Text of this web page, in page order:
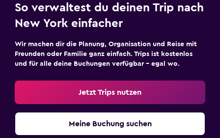
So verwaltest du deinen Trip nach
New York einfacher
Wir machen dir die Planung, Organisation und Reise mit
Freunden oder Familie ganz einfach. Trips ist kostenlos
und für alle deine Buchungen verfügbar – egal wo.
Jetzt Trips nutzen
Meine Buchung suchen